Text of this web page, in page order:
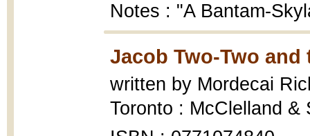
Notes : "A Bantam-
Jacob Two-Two and
written by Mordecai
Toronto : McClelland